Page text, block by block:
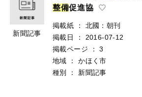
新聞記事
整備促進協
掲載紙 ：
北國：朝刊
掲載日
：
2016-07-12
掲載ページ
：
3
地域
：
かほく市
種別
： 新聞記事